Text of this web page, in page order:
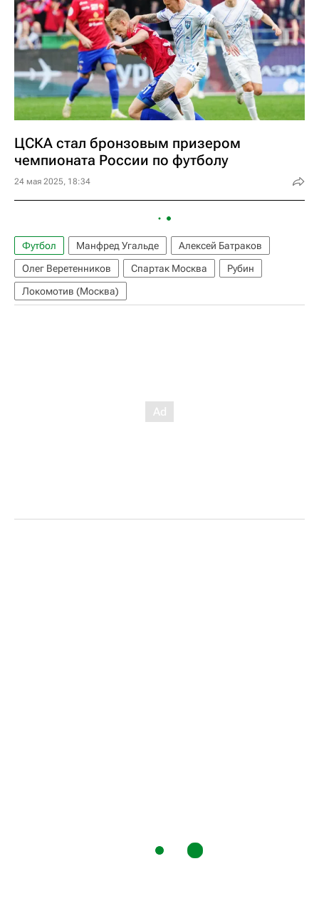
ЦСКА стал бронзовым призером
чемпионата России по футболу
24 мая 2025, 18:34
Футбол Манфред Угальде
Алексей Батраков
Олег Веретенников
Спартак Москва
Рубин
Локомотив (Москва)